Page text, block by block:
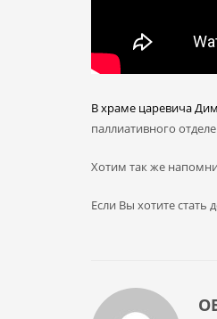
В храме царевича
паллиативного
Хотим так же
Если Вы хотите